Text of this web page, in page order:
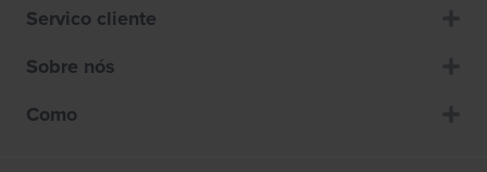
Servico cliente
Sobre nós
Como